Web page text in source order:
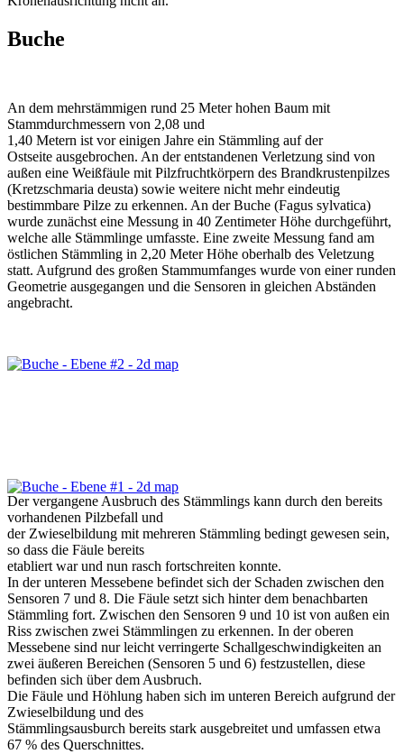
Buche
An dem mehrstämmigen rund 25 Meter hohen Baum mit
Stammdurchmessern von 2,08 und
1,40 Metern ist vor einigen Jahre ein Stämmling auf der
Ostseite ausgebrochen. An der entstandenen Verletzung sind von
außen eine Weißfäule mit Pilzfruchtkörpern des Brandkrustenpilzes
(Kretzschmaria deusta) sowie weitere nicht mehr eindeutig
bestimmbare Pilze zu erkennen. An der Buche (Fagus sylvatica)
wurde zunächst eine Messung in 40 Zentimeter Höhe durchgeführt,
welche alle Stämmlinge umfasste. Eine zweite Messung fand am
östlichen Stämmling in 2,20 Meter Höhe oberhalb des Veletzung
statt. Aufgrund des großen Stammumfanges wurde von einer runden
Geometrie ausgegangen und die Sensoren in gleichen Abständen
angebracht.
Der vergangene Ausbruch des Stämmlings kann durch den bereits
vorhandenen Pilzbefall und
der Zwieselbildung mit mehreren Stämmling bedingt gewesen sein,
so dass die Fäule bereits
etabliert war und nun rasch fortschreiten konnte.
In der unteren Messebene befindet sich der Schaden zwischen den
Sensoren 7 und 8. Die Fäule setzt sich hinter dem benachbarten
Stämmling fort. Zwischen den Sensoren 9 und 10 ist von außen ein
Riss zwischen zwei Stämmlingen zu erkennen. In der oberen
Messebene sind nur leicht verringerte Schallgeschwindigkeiten an
zwei äußeren Bereichen (Sensoren 5 und 6) festzustellen, diese
befinden sich über dem Ausbruch.
Die Fäule und Höhlung haben sich im unteren Bereich aufgrund der
Zwieselbildung und des
Stämmlingsausburch bereits stark ausgebreitet und umfassen etwa
67 % des Querschnittes.